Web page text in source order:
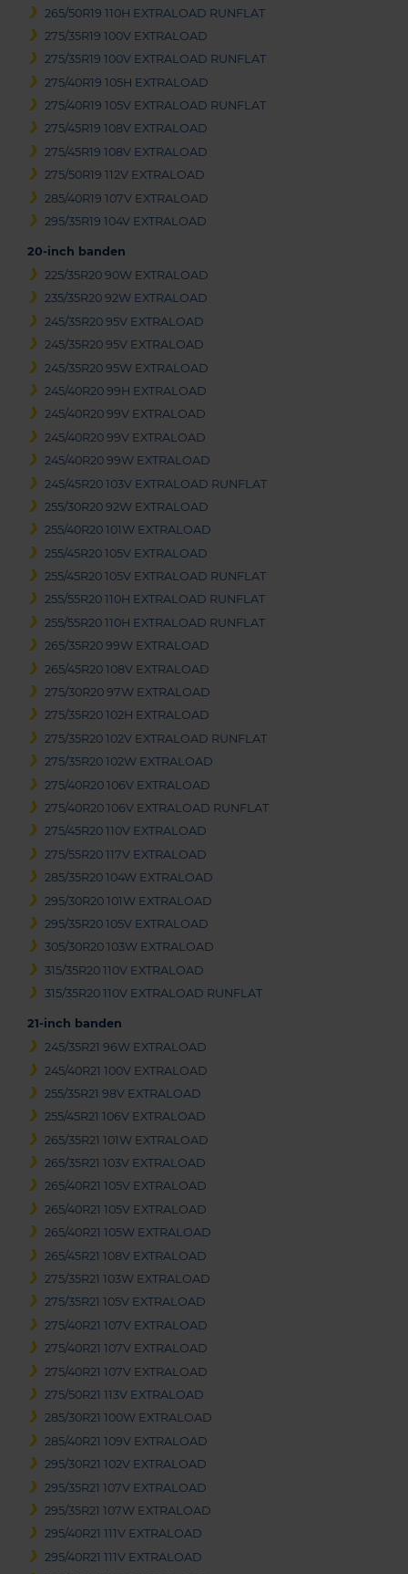
265/50R19 110H EXTRALOAD RUNFLAT
275/35R19 100V EXTRALOAD
275/35R19 100V EXTRALOAD RUNFLAT
275/40R19 105H EXTRALOAD
275/40R19 105V EXTRALOAD RUNFLAT
275/45R19 108V EXTRALOAD
275/45R19 108V EXTRALOAD
275/50R19 112V EXTRALOAD
285/40R19 107V EXTRALOAD
295/35R19 104V EXTRALOAD
20-inch banden
225/35R20 90W EXTRALOAD
235/35R20 92W EXTRALOAD
245/35R20 95V EXTRALOAD
245/35R20 95V EXTRALOAD
245/35R20 95W EXTRALOAD
245/40R20 99H EXTRALOAD
245/40R20 99V EXTRALOAD
245/40R20 99V EXTRALOAD
245/40R20 99W EXTRALOAD
245/45R20 103V EXTRALOAD RUNFLAT
255/30R20 92W EXTRALOAD
255/40R20 101W EXTRALOAD
255/45R20 105V EXTRALOAD
255/45R20 105V EXTRALOAD RUNFLAT
255/55R20 110H EXTRALOAD RUNFLAT
255/55R20 110H EXTRALOAD RUNFLAT
265/35R20 99W EXTRALOAD
265/45R20 108V EXTRALOAD
275/30R20 97W EXTRALOAD
275/35R20 102H EXTRALOAD
275/35R20 102V EXTRALOAD RUNFLAT
275/35R20 102W EXTRALOAD
275/40R20 106V EXTRALOAD
275/40R20 106V EXTRALOAD RUNFLAT
275/45R20 110V EXTRALOAD
275/55R20 117V EXTRALOAD
285/35R20 104W EXTRALOAD
295/30R20 101W EXTRALOAD
295/35R20 105V EXTRALOAD
305/30R20 103W EXTRALOAD
315/35R20 110V EXTRALOAD
315/35R20 110V EXTRALOAD RUNFLAT
21-inch banden
245/35R21 96W EXTRALOAD
245/40R21 100V EXTRALOAD
255/35R21 98V EXTRALOAD
255/45R21 106V EXTRALOAD
265/35R21 101W EXTRALOAD
265/35R21 103V EXTRALOAD
265/40R21 105V EXTRALOAD
265/40R21 105V EXTRALOAD
265/40R21 105W EXTRALOAD
265/45R21 108V EXTRALOAD
275/35R21 103W EXTRALOAD
275/35R21 105V EXTRALOAD
275/40R21 107V EXTRALOAD
275/40R21 107V EXTRALOAD
275/40R21 107V EXTRALOAD
275/50R21 113V EXTRALOAD
285/30R21 100W EXTRALOAD
285/40R21 109V EXTRALOAD
295/30R21 102V EXTRALOAD
295/35R21 107V EXTRALOAD
295/35R21 107W EXTRALOAD
295/40R21 111V EXTRALOAD
295/40R21 111V EXTRALOAD